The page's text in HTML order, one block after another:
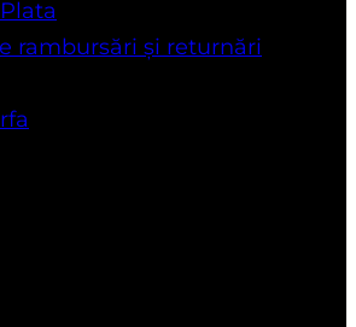
rambursări și returnări